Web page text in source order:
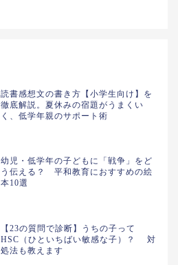
読書感想文の書き方【小学生向け】を
徹底解説。夏休みの宿題がうまくい
く、低学年親のサポート術
幼児・低学年の子どもに「戦争」をど
う伝える？ 平和教育におすすめの絵
本10選
【23の質問で診断】うちの子って
HSC（ひといちばい敏感な子）？ 対
処法も教えます